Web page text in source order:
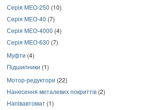
Серія МЕО-250 (10)
Серія МЕО-40 (7)
Серія МЕО-4000 (4)
Серія МЕО-630 (7)
Муфти (4)
Підшипники (1)
Мотор-редуктори (22)
Нанесення металевих покриттів (2)
Напівавтомат (1)